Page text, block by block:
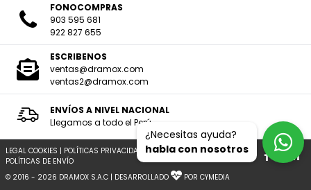
FONOCOMPRAS
903 595 681
922 827 655
ESCRIBENOS
ventas@dramox.com
ventas2@dramox.com
ENVÍOS A NIVEL NACIONAL
Llegamos a todo el Perú
LEGAL COOKIES | POLÍTICAS PRIVACIDAD |TERMINOS Y CONDICIONES|
POLÍTICAS DE ENVÍO
© 2016 - 2026 DRAMOX S.A.C | DESARROLLADO
POR CYMEDIA
¿Necesitas ayuda?
habla con nosotros